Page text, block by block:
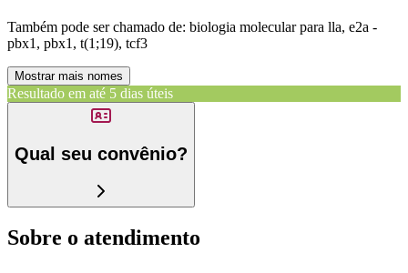
Também pode ser chamado de: biologia molecular para lla, e2a -
pbx1, pbx1, t(1;19), tcf3
Mostrar mais nomes
Resultado em até 5 dias úteis
Qual seu convênio?
Sobre o atendimento